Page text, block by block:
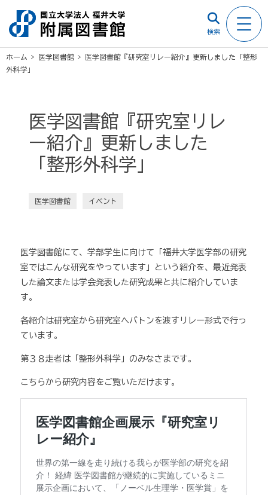
検索
ホーム > 医学図書館 > 医学図書館『研究室リレー紹介』更新しました「整形
外科学」
医学図書館『研究室リレ
ー紹介』更新しました
「整形外科学」
医学図書館 イベント
医学図書館にて、学部学生に向けて「福井大学医学部の研究
室ではこんな研究をやっています」という紹介を、最近発表
した論文または学会発表した研究成果と共に紹介していま
す。
各紹介は研究室から研究室へバトンを渡すリレー形式で行っ
ています。
第３８走者は「整形外科学」のみなさまです。
こちらから研究内容をご覧いただけます。